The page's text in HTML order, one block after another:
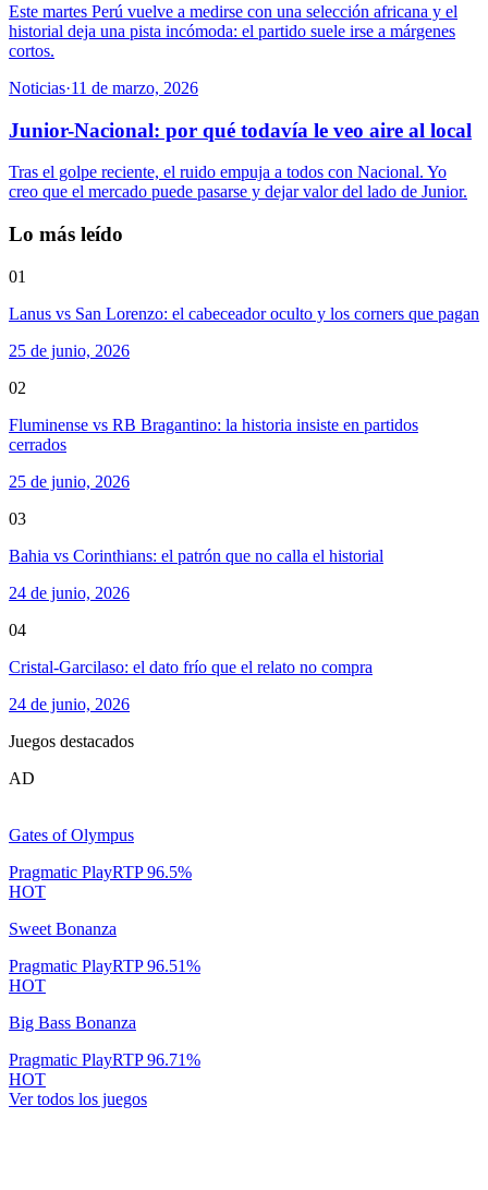
Este martes Perú vuelve a medirse con una selección africana y el
historial deja una pista incómoda: el partido suele irse a márgenes
cortos.
Noticias·11 de marzo, 2026
Junior-Nacional: por qué todavía le veo aire al local
Tras el golpe reciente, el ruido empuja a todos con Nacional. Yo
creo que el mercado puede pasarse y dejar valor del lado de Junior.
Lo más leído
01
Lanus vs San Lorenzo: el cabeceador oculto y los corners que pagan
25 de junio, 2026
02
Fluminense vs RB Bragantino: la historia insiste en partidos
cerrados
25 de junio, 2026
03
Bahia vs Corinthians: el patrón que no calla el historial
24 de junio, 2026
04
Cristal-Garcilaso: el dato frío que el relato no compra
24 de junio, 2026
Juegos destacados
AD
Gates of Olympus
Pragmatic PlayRTP96.5%
HOT
Sweet Bonanza
Pragmatic PlayRTP96.51%
HOT
Big Bass Bonanza
Pragmatic PlayRTP96.71%
HOT
Ver todos los juegos